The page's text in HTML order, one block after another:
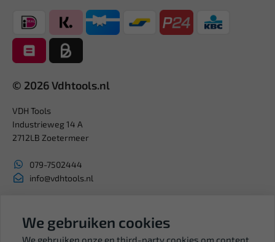
© 2026 Vdhtools.nl
VDH Tools
Industrieweg 14 A
2712LB Zoetermeer
079-7502444
info@vdhtools.nl
BTW: NL819958657B01
We gebruiken cookies
We gebruiken onze en third-party cookies om content